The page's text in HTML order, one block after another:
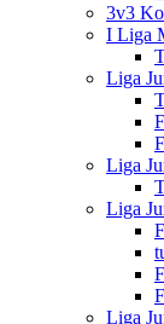
3v3
I Liga
Liga
Liga
Liga
Liga